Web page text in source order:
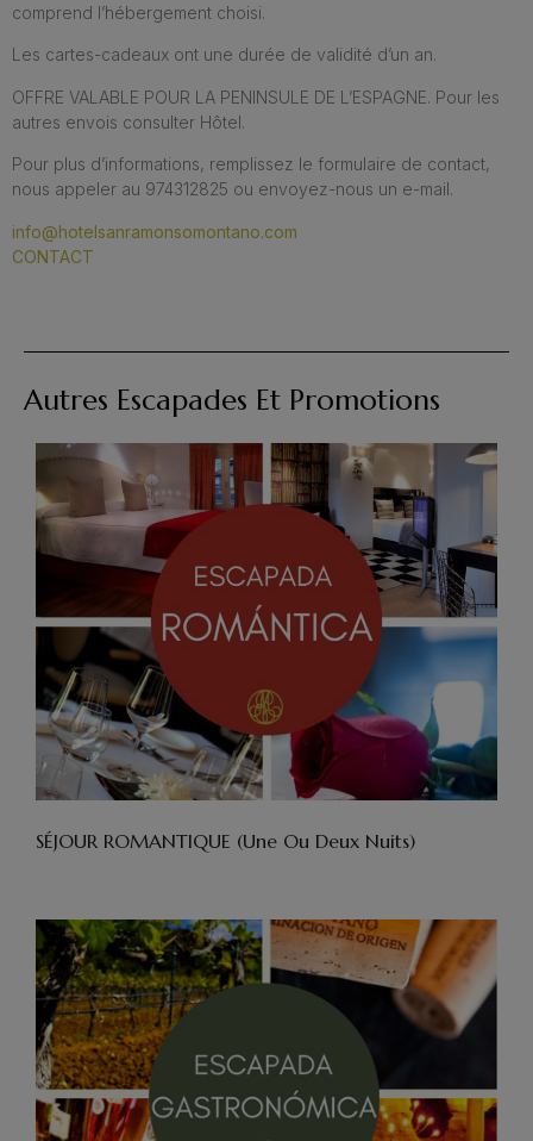
comprend l’hébergement choisi.
Les cartes-cadeaux ont une durée de validité d’un an.
OFFRE VALABLE POUR LA PENINSULE DE L’ESPAGNE. Pour les
autres envois consulter Hôtel.
Pour plus d’informations, remplissez le formulaire de contact,
nous appeler au 974312825 ou envoyez-nous un e-mail.
info@hotelsanramonsomontano.com
CONTACT
Autres Escapades Et Promotions
SÉJOUR ROMANTIQUE (une Ou Deux Nuits)